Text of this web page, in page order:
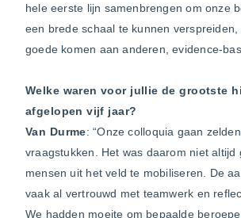
hele eerste lijn samenbrengen om onze
een brede schaal te kunnen verspreiden,
goede komen aan anderen, evidence-
Welke waren voor jullie de grootste
afgelopen vijf jaar?
Van Durme: “Onze colloquia gaan
vraagstukken. Het was daarom niet altijd
mensen uit het veld te mobiliseren. De
vaak al vertrouwd met teamwerk en
We hadden moeite om bepaalde